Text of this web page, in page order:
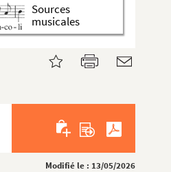
Sources
musicales
Modifié le : 13/05/2026